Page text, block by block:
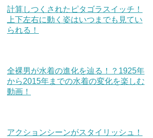
計算しつくされたピタゴラスイッチ！
上下左右に動く姿はいつまでも見てい
られる！
全裸男が水着の進化を辿る！？1925年
から2015年までの水着の変化を楽しむ
動画！
アクションシーンがスタイリッシュ！